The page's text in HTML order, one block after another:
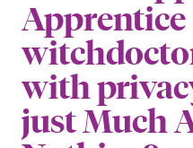
Apprentice
with
just Much